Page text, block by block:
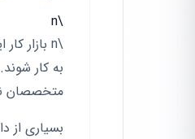
\n
به کار
متخصصان
بسیاری از